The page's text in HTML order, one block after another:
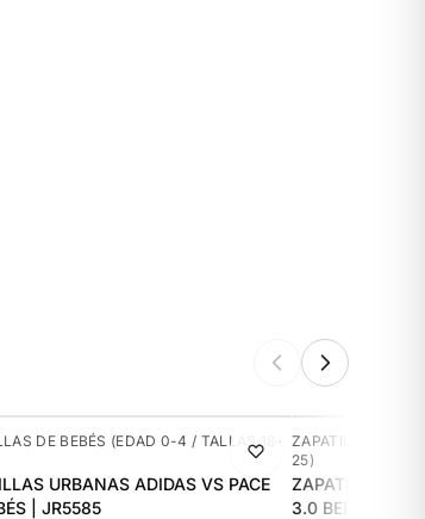
DE BEBÉS (EDAD 0-4 / TALLAS 18-
URBANAS ADIDAS VS PACE
| JR5585
NUEVO
ZAPATILLAS DE
25)
ZAPATILLAS
3.0 BEBÉS |